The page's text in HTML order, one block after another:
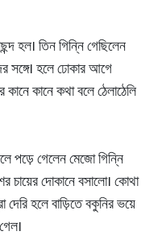
হল। তিন গিন্নি গেছিলেন
সঙ্গে। হলে ঢোকার আগে
কানে কথা বলে ঠেলাঠেলি
পড়ে গেলেন মেজো গিন্নি
চায়ের দোকানে বসালো। কোথা
হলে বাড়িতে বকুনির ভয়ে